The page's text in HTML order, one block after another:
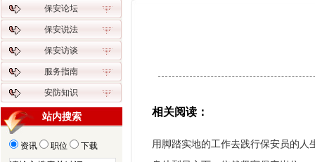
相关阅读：
用脚踏实地的工作去践行保安员的
保安论坛
保安说法
保安访谈
服务指南
安防知识
站内搜索
资讯 职位 下载